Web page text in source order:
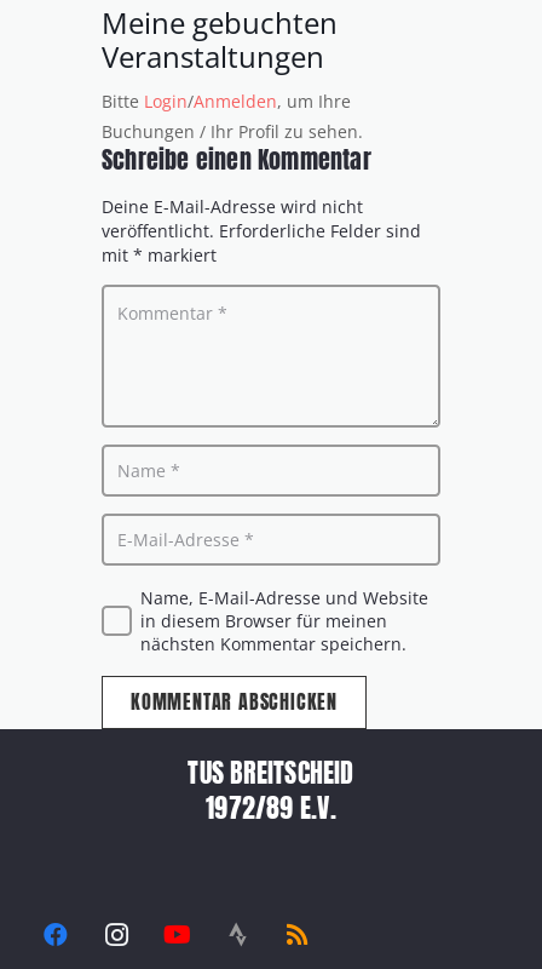
Meine gebuchten
Veranstaltungen
Bitte Login/Anmelden, um Ihre
Buchungen / Ihr Profil zu sehen.
Schreibe einen Kommentar
Deine E-Mail-Adresse wird nicht
veröffentlicht. Erforderliche Felder sind
mit * markiert
Name, E-Mail-Adresse und Website
in diesem Browser für meinen
nächsten Kommentar speichern.
KOMMENTAR ABSCHICKEN
TUS BREITSCHEID
1972/89 E.V.